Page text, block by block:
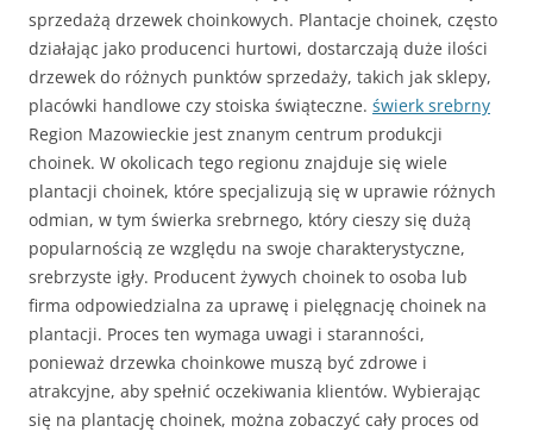
sprzedażą drzewek choinkowych. Plantacje choinek, często
działając jako producenci hurtowi, dostarczają duże ilości
drzewek do różnych punktów sprzedaży, takich jak sklepy,
placówki handlowe czy stoiska świąteczne. świerk srebrny
Region Mazowieckie jest znanym centrum produkcji
choinek. W okolicach tego regionu znajduje się wiele
plantacji choinek, które specjalizują się w uprawie różnych
odmian, w tym świerka srebrnego, który cieszy się dużą
popularnością ze względu na swoje charakterystyczne,
srebrzyste igły. Producent żywych choinek to osoba lub
firma odpowiedzialna za uprawę i pielęgnację choinek na
plantacji. Proces ten wymaga uwagi i staranności,
ponieważ drzewka choinkowe muszą być zdrowe i
atrakcyjne, aby spełnić oczekiwania klientów. Wybierając
się na plantację choinek, można zobaczyć cały proces od